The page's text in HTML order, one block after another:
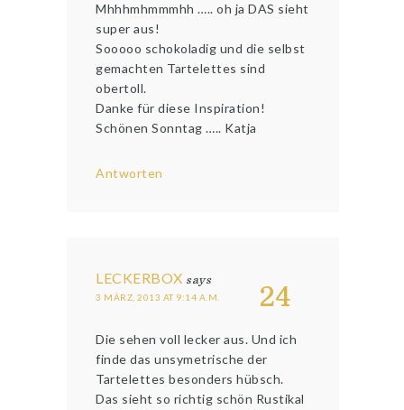
Mhhhmhmmmhh ….. oh ja DAS sieht
super aus!
Sooooo schokoladig und die selbst
gemachten Tartelettes sind
obertoll.
Danke für diese Inspiration!
Schönen Sonntag ….. Katja
Antworten
24
LECKERBOX says
3 MÄRZ, 2013 AT 9:14 A.M.
Die sehen voll lecker aus. Und ich
finde das unsymetrische der
Tartelettes besonders hübsch.
Das sieht so richtig schön Rustikal